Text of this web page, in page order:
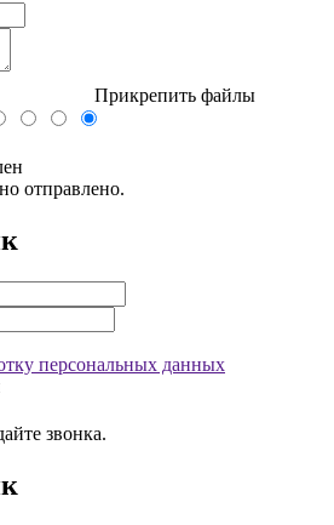
Прикрепить файлы
отправлено.
персональных данных
звонка.